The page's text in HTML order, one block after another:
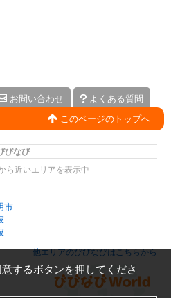
お問い合わせ
よくある質問
このページのトップへ
びなび
ら近いエリアを表示中
市
他エリアのびびなびはこちらから
するボタンを押してくださ